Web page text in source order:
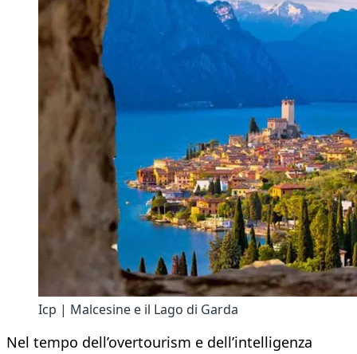
Icp | Malcesine e il Lago di Garda
Nel tempo dell’overtourism e dell’intelligenza